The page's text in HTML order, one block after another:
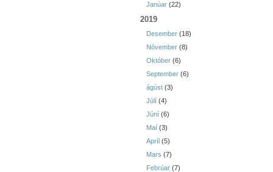
Janúar (22)
2019
Desember (18)
Nóvember (8)
Október (6)
September (6)
ágúst (3)
Júlí (4)
Júní (6)
Maí (3)
Apríl (5)
Mars (7)
Febrúar (7)